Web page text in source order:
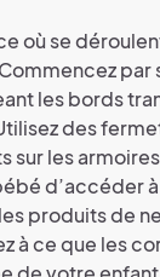
où se
par
les bords
des
sur les
d’accéder
produits de
à ce que les